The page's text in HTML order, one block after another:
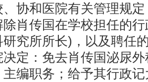
协和医院有关管理规
肖传国在学校担任的
究所所长)，以及聘任
决定：免去肖传国泌尿
编职务；给予其行政